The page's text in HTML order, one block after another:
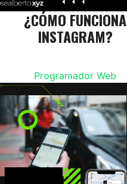
¿CÓMO FUNCIONA
INSTAGRAM?
Programador Web